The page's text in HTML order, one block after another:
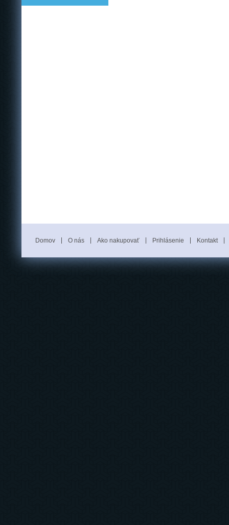
Domov O nás Ako nakupovať Prihlásenie Kontakt